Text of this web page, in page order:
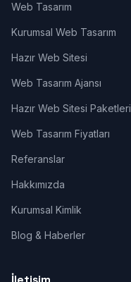
Web Tasarım
Kurumsal Web Tasarım
Hazır Web Sitesi
Web Tasarım Ajansı
Hazır Web Sitesi Paketleri
Web Tasarım Fiyatları
Referanslar
Hakkımızda
Kurumsal Kimlik
Blog & Haberler